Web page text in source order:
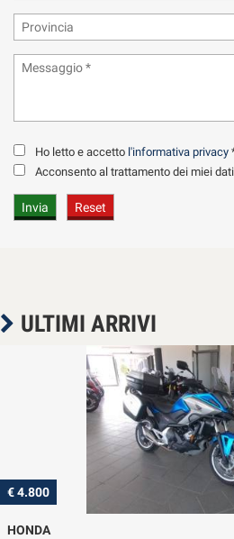
Ho letto e accetto l'informativa privacy
Acconsento al trattamento dei miei
ULTIMI ARRIVI
€ 4.800
HONDA